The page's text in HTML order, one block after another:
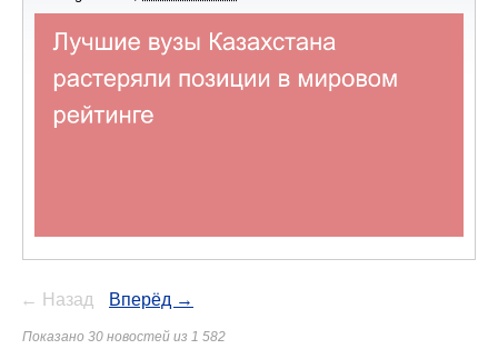
← Назад Вперёд →
Показано 30 новостей из 1 582